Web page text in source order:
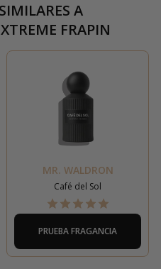
A
FRAPIN
MR. WALDRON
Café del Sol
PRUEBA FRAGANCIA